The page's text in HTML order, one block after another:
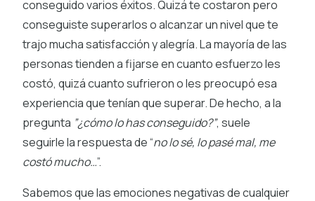
conseguido varios éxitos. Quizá te costaron pero
conseguiste superarlos o alcanzar un nivel que te
trajo mucha satisfacción y alegría. La mayoría de las
personas tienden a fijarse en cuanto esfuerzo les
costó, quizá cuanto sufrieron o les preocupó esa
experiencia que tenían que superar. De hecho, a la
pregunta ”¿cómo lo has conseguido?”, suele
seguirle la respuesta de “no lo sé, lo pasé mal, me
costó mucho…”.
Sabemos que las emociones negativas de cualquier